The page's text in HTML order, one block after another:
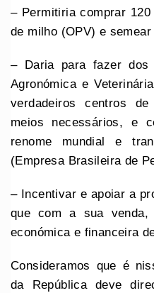
– Permitiria comprar
de milho (OPV) e
– Daria para fazer dos
Agronómica e
verdadeiros centros
meios necessários, e
renome mundial e
(Empresa Brasileira de
– Incentivar e apoiar a
que com a sua venda,
económica e financeira
Consideramos que é
da República deve